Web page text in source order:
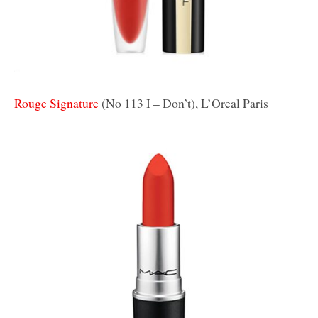
Rouge Signature (No 113 I – Don’t), L’Oreal Paris